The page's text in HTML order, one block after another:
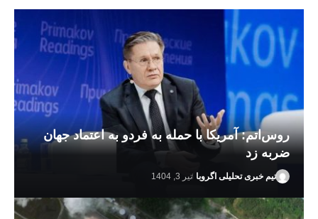
روس‌اتم: آمریکا با حمله به فردو به اعتماد جهان
ضربه زد
تیم خبری تحلیلی اگروبا تیر 3, 1404